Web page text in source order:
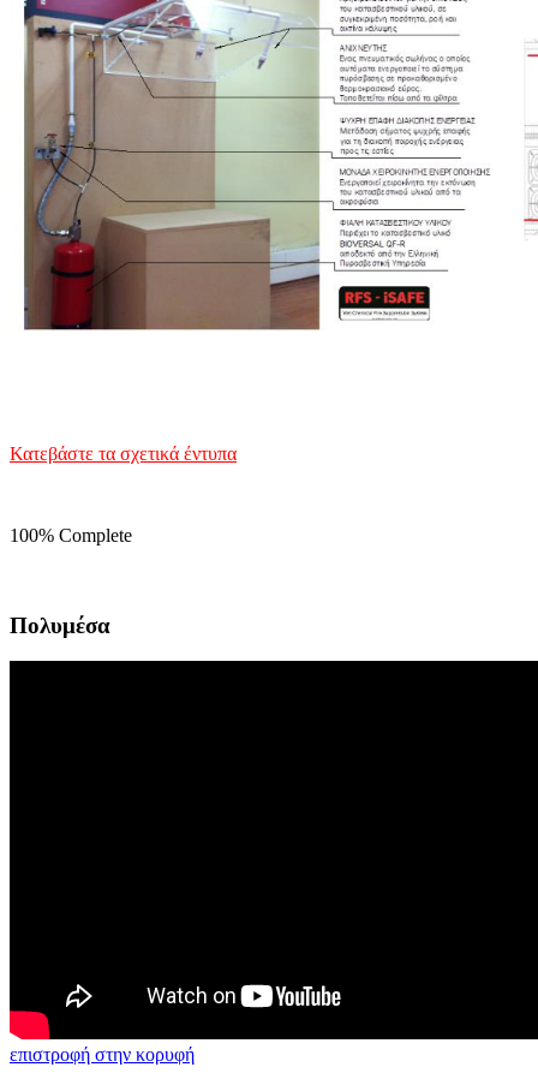
Κατεβάστε τα σχετικά έντυπα
100% Complete
Πολυμέσα
επιστροφή στην κορυφή